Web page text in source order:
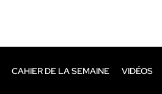
CAHIER DE LA SEMAINE VIDÉOS